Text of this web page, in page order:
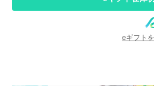
eギフト